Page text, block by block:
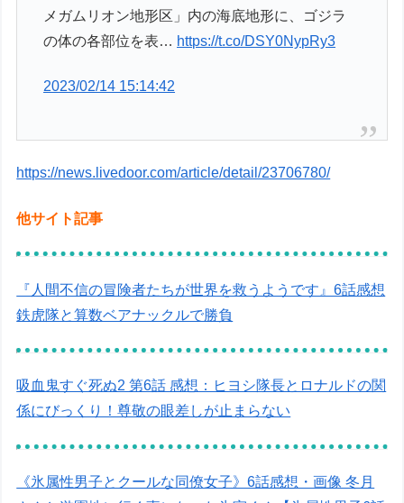
メガムリオン地形区」内の海底地形に、ゴジラ
の体の各部位を表… https://t.co/DSY0NypRy3
2023/02/14 15:14:42
https://news.livedoor.com/article/detail/23706780/
他サイト記事
『人間不信の冒険者たちが世界を救うようです』6話感想
鉄虎隊と算数ベアナックルで勝負
吸血鬼すぐ死ぬ2 第6話 感想：ヒヨシ隊長とロナルドの関
係にびっくり！尊敬の眼差しが止まらない
《氷属性男子とクールな同僚女子》6話感想・画像 冬月